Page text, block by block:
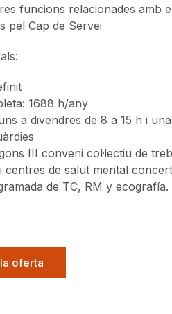
funcions relacionades amb
pel Cap de Servei
1688 h/any
a divendres de 8 a 15 h i
III conveni col·lectiu de
centres de salut mental
de TC, RM y ecografía.
oferta